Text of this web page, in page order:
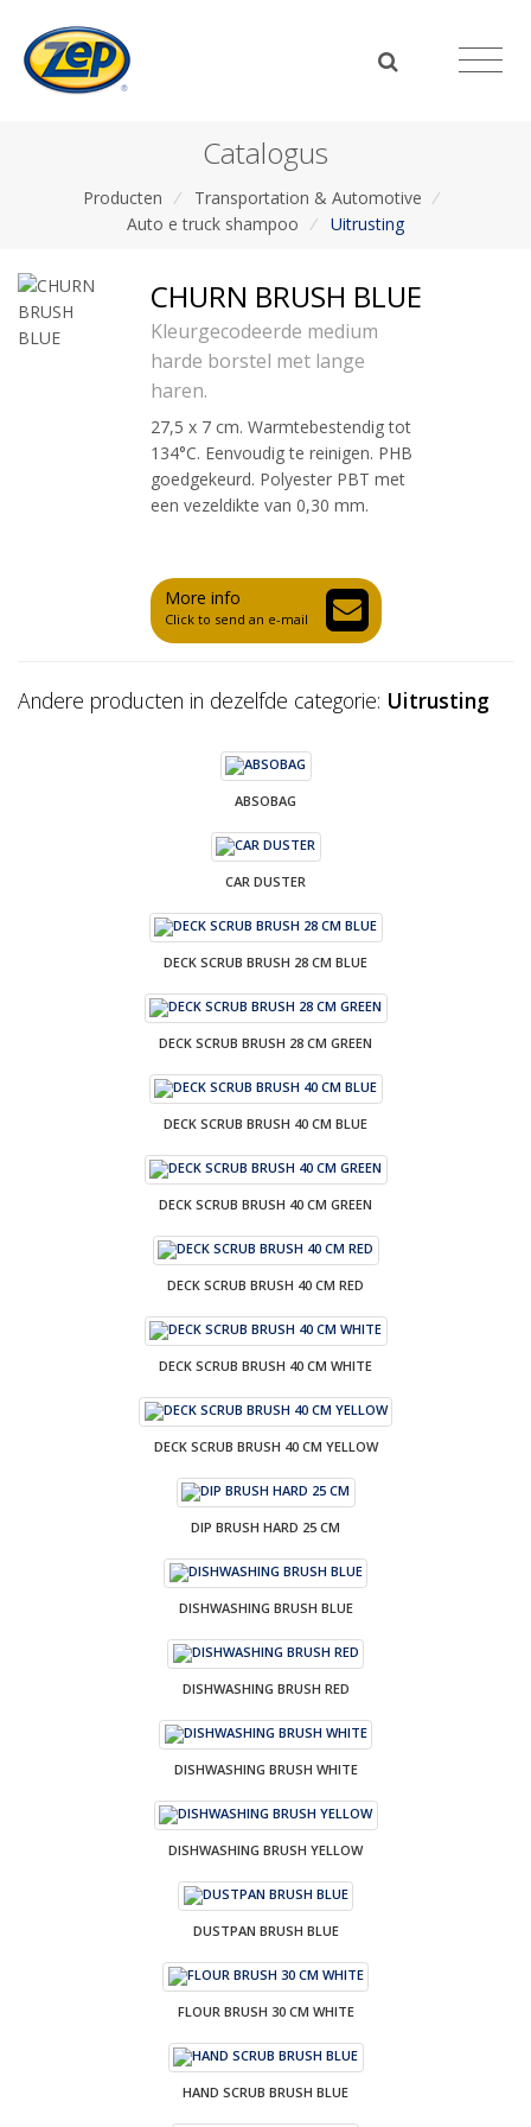
Catalogus
Producten / Transportation & Automotive /
Auto e truck shampoo / Uitrusting
CHURN BRUSH BLUE
Kleurgecodeerde medium
harde borstel met lange
haren.
27,5 x 7 cm. Warmtebestendig tot
134°C. Eenvoudig te reinigen. PHB
goedgekeurd. Polyester PBT met
een vezeldikte van 0,30 mm.
More info
Click to send an e-mail
Andere producten in dezelfde categorie: Uitrusting
ABSOBAG
CAR DUSTER
DECK SCRUB BRUSH 28 CM BLUE
DECK SCRUB BRUSH 28 CM GREEN
DECK SCRUB BRUSH 40 CM BLUE
DECK SCRUB BRUSH 40 CM GREEN
DECK SCRUB BRUSH 40 CM RED
DECK SCRUB BRUSH 40 CM WHITE
DECK SCRUB BRUSH 40 CM YELLOW
DIP BRUSH HARD 25 CM
DISHWASHING BRUSH BLUE
DISHWASHING BRUSH RED
DISHWASHING BRUSH WHITE
DISHWASHING BRUSH YELLOW
DUSTPAN BRUSH BLUE
FLOUR BRUSH 30 CM WHITE
HAND SCRUB BRUSH BLUE